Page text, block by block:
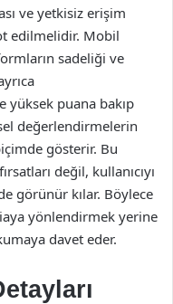
ve yetkisiz erişim
edilmelidir. Mobil
sadeliği ve
yüksek puana bakıp
değerlendirmelerin
gösterir. Bu
değil, kullanıcıyı
görünür kılar. Böylece
yönlendirmek yerine
davet eder.